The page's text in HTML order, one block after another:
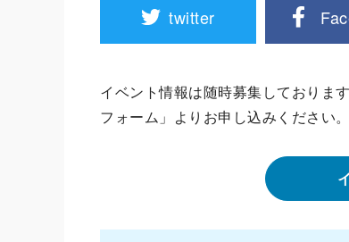
twitter
イベント情報は随時募集しておりま
フォーム」よりお申し込みください。